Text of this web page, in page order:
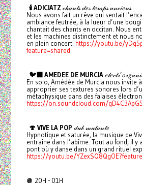
🕯️ ADICIATZ 𝒸𝒽𝒶𝓃𝓉𝓈 𝒹𝑒𝓈 𝓉𝑒𝓂𝓅𝓈 𝒶𝓃𝒸𝒾𝑒𝓃𝓈
Nous avons fait un rêve qui sentait
ambiance feutrée, à la lueur d’une
chantait des chants en occitan. Nous
et les machines distinctement et nous
en plein concert. https://youtu.be/
feature=shared
🐦‍⬛ AMEDEE DE MURCIA
En solo, Amédée de Murcia nous invite
approprier ses textures sonores lors
métaphysique dans des falaises
https://on.soundcloud.com/
🍄 VIVE LA POP 𝒹𝓊𝒷 𝓂𝓊𝓉𝒶𝓃𝓉𝑒
Hypnotique et saturée, la musique de
entraîne dans l’abîme. Tout au fond, il y
pont où y danse dans un grand rituel
https://youtu.be/
🪩 20H - 01H